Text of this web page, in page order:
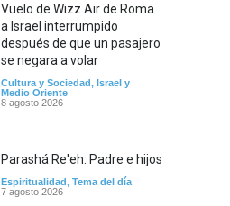
Vuelo de Wizz Air de Roma
a Israel interrumpido
después de que un pasajero
se negara a volar
Cultura y Sociedad, Israel y
Medio Oriente
8 agosto 2026
Parashá Re'eh: Padre e hijos
Espiritualidad, Tema del día
7 agosto 2026